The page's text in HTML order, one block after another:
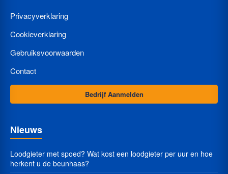
Privacyverklaring
Cookieverklaring
Gebruiksvoorwaarden
Contact
Bedrijf Aanmelden
Nieuws
Loodgieter met spoed? Wat kost een loodgieter per uur en hoe
herkent u de beunhaas?